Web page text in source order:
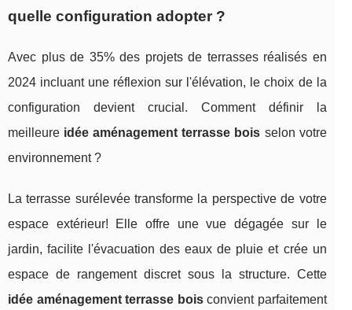
quelle configuration adopter ?
Avec plus de 35% des projets de terrasses réalisés en
2024 incluant une réflexion sur l'élévation, le choix de la
configuration devient crucial. Comment définir la
meilleure idée aménagement terrasse bois selon votre
environnement ?
La terrasse surélevée transforme la perspective de votre
espace extérieur! Elle offre une vue dégagée sur le
jardin, facilite l'évacuation des eaux de pluie et crée un
espace de rangement discret sous la structure. Cette
idée aménagement terrasse boisconvient parfaitement